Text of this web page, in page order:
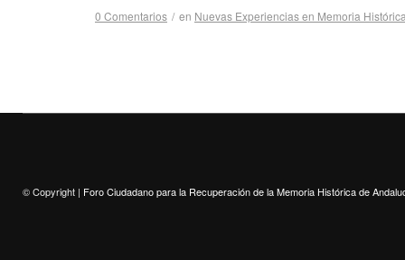
0 Comentarios / en Nuevas Experiencias en Memoria
© Copyright | Foro Ciudadano para la Recuperación de la Memoria Histórica de